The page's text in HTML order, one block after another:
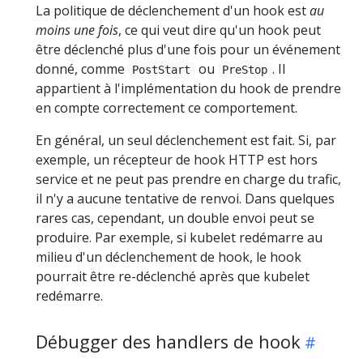
La politique de déclenchement d'un hook estau
moins une fois, ce qui veut dire qu'un hook peut
être déclenché plus d'une fois pour un événement
donné, comme
PostStart ou PreStop . Il
appartient à l'implémentation du hook de prendre
en compte correctement ce comportement.
En général, un seul déclenchement est fait. Si, par
exemple, un récepteur de hook HTTP est hors
service et ne peut pas prendre en charge du trafic,
il n'y a aucune tentative de renvoi. Dans quelques
rares cas, cependant, un double envoi peut se
produire. Par exemple, si kubelet redémarre au
milieu d'un déclenchement de hook, le hook
pourrait être re-déclenché après que kubelet
redémarre.
Débugger des handlers de hook